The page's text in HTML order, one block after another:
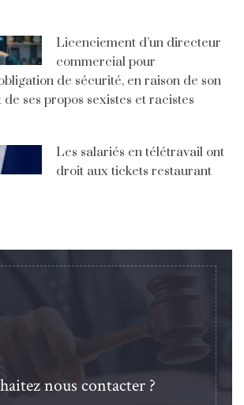
Licenciement d’un directeur
commercial pour
de sécurité, en raison de son
ses propos sexistes et racistes
Les salariés en télétravail ont
droit aux tickets restaurant
nous contacter ?